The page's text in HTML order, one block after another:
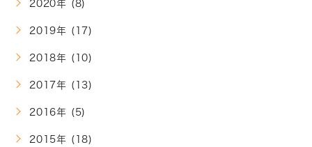
2020年 (8)
2019年 (17)
2018年 (10)
2017年 (13)
2016年 (5)
2015年 (18)